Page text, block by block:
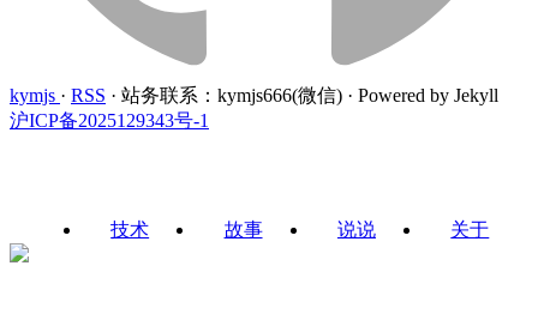
kymjs · RSS · 站务联系：kymjs666(微信) · Powered by Jekyll
沪ICP备2025129343号-1
技术 故事 说说 关于